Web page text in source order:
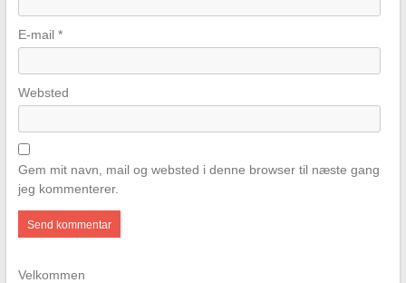
E-mail *
Websted
Gem mit navn, mail og websted i denne browser til næste gang
jeg kommenterer.
Velkommen